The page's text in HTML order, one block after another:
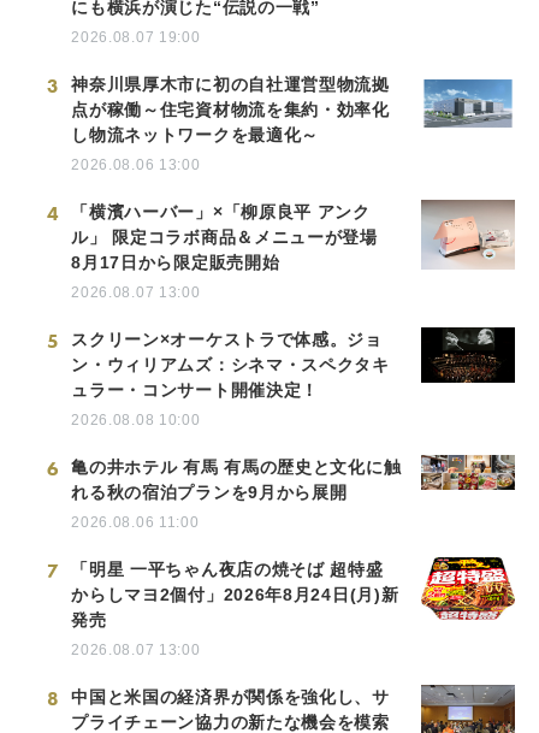
にも横浜が演じた“伝説の一戦”
2026.08.07 19:00
3
神奈川県厚木市に初の自社運営型物流拠
点が稼働～住宅資材物流を集約・効率化
し物流ネットワークを最適化～
2026.08.06 13:00
4
「横濱ハーバー」×「柳原良平 アンク
ル」 限定コラボ商品＆メニューが登場
8月17日から限定販売開始
2026.08.07 13:00
5
スクリーン×オーケストラで体感。ジョ
ン・ウィリアムズ：シネマ・スペクタキ
ュラー・コンサート開催決定！
2026.08.08 10:00
6
亀の井ホテル 有馬 有馬の歴史と文化に触
れる秋の宿泊プランを9月から展開
2026.08.06 11:00
7
「明星 一平ちゃん夜店の焼そば 超特盛
からしマヨ2個付」2026年8月24日(月)新
発売
2026.08.07 13:00
8
中国と米国の経済界が関係を強化し、サ
プライチェーン協力の新たな機会を模索